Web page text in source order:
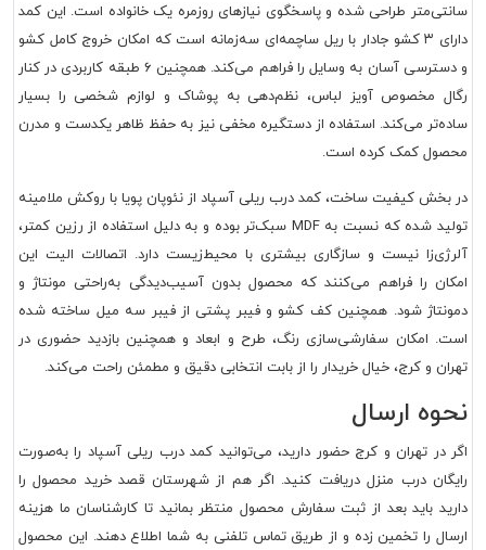
سانتی‌متر طراحی شده و پاسخگوی نیازهای روزمره یک خانواده است. این کمد
دارای ۳ کشو جادار با ریل ساچمه‌ای سه‌زمانه است که امکان خروج کامل کشو
و دسترسی آسان به وسایل را فراهم می‌کند. همچنین ۶ طبقه کاربردی در کنار
رگال مخصوص آویز لباس، نظم‌دهی به پوشاک و لوازم شخصی را بسیار
ساده‌تر می‌کند. استفاده از دستگیره مخفی نیز به حفظ ظاهر یکدست و مدرن
محصول کمک کرده است.
در بخش کیفیت ساخت، کمد درب ریلی آسپاد از نئوپان پویا با روکش ملامینه
تولید شده که نسبت به MDF سبک‌تر بوده و به دلیل استفاده از رزین کمتر،
آلرژی‌زا نیست و سازگاری بیشتری با محیط‌زیست دارد. اتصالات الیت این
امکان را فراهم می‌کنند که محصول بدون آسیب‌دیدگی به‌راحتی مونتاژ و
دمونتاژ شود. همچنین کف کشو و فیبر پشتی از فیبر سه میل ساخته شده
است. امکان سفارشی‌سازی رنگ، طرح و ابعاد و همچنین بازدید حضوری در
تهران و کرج، خیال خریدار را از بابت انتخابی دقیق و مطمئن راحت می‌کند.
نحوه ارسال
اگر در تهران و کرج حضور دارید، می‌توانید کمد درب ریلی آسپاد را به‌صورت
رایگان درب منزل دریافت کنید. اگر هم از شهرستان قصد خرید محصول را
دارید باید بعد از ثبت سفارش محصول منتظر بمانید تا کارشناسان ما هزینه
ارسال را تخمین زده و از طریق تماس تلفنی به شما اطلاع دهند. این محصول